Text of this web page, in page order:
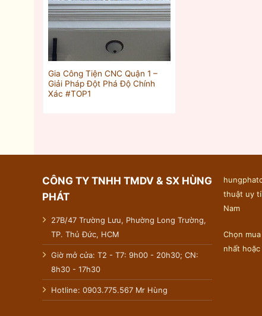
Gia Công Tiện CNC Quận 1 –
Giải Pháp Đột Phá Độ Chính
Xác #TOP1
CÔNG TY TNHH TMDV & SX HÙNG
PHÁT
27B/47 Trường Lưu, Phường Long Trường,
TP. Thủ Đức, HCM
Giờ mở cửa: T2 - T7: 9h00 - 20h30; CN:
8h30 - 17h30
Hotline: 0903.775.567 Mr Hùng
thuật uy
Nam
Chọn
nhất